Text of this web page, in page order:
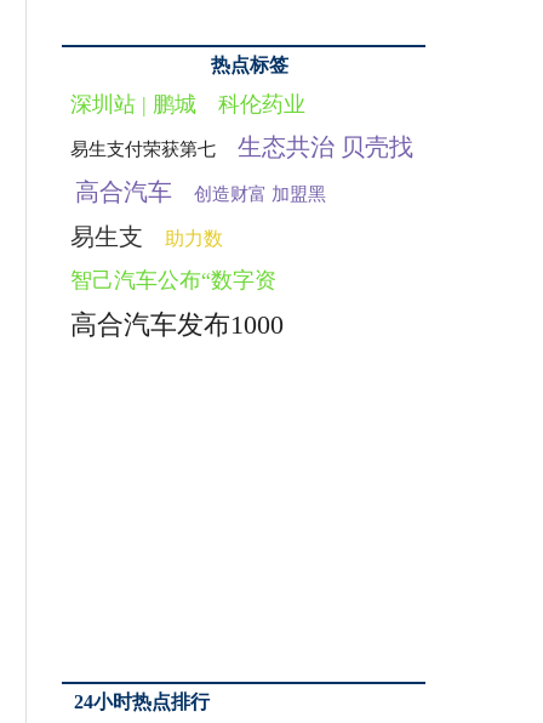
热点标签
深圳站 | 鹏城 科伦药业
易生支付荣获第七
生态共治 贝壳找
高合汽车
创造财富 加盟黑
易生支 助力数
智己汽车公布“数字资
高合汽车发布1000
24小时热点排行